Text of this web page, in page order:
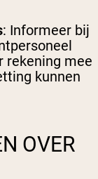
: Informeer bij
rekening mee
kunnen
OVER